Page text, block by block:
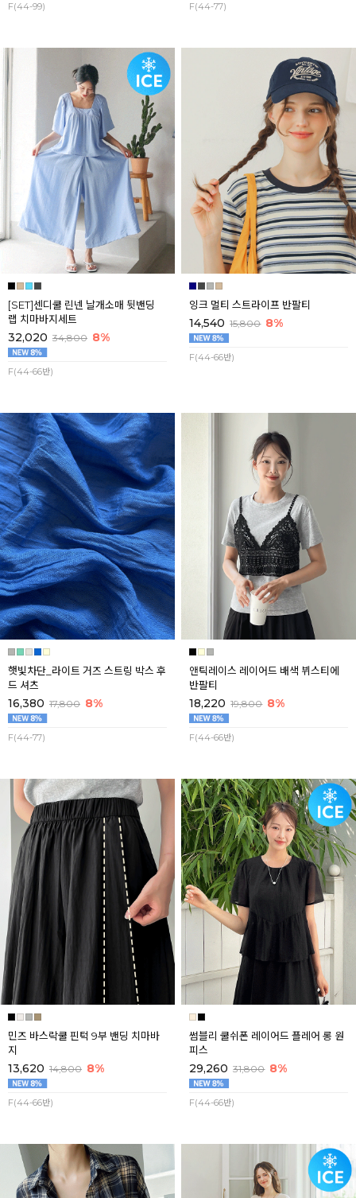
F(44-99) F(44-77)
[SET]센디쿨 린넨 날개소매 뒷밴딩
랩 치마바지세트
32,020 34,800 8%
F(44-66반)
잉크 멀티 스트라이프 반팔티
14,540 15,800 8%
F(44-66반)
햇빛차단_라이트 거즈 스트링 박스 후
드 셔츠
16,380 17,800 8%
F(44-77)
앤틱레이스 레이어드 배색 뷔스티에
반팔티
18,220 19,800 8%
F(44-66반)
민즈 바스락쿨 핀턱 9부 밴딩 치마바
지
13,620 14,800 8%
F(44-66반)
썸블리 쿨쉬폰 레이어드 플레어 롱 원
피스
29,260 31,800 8%
F(44-66반)